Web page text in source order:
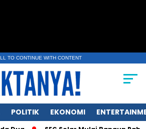
TO CONTINUE WITH CONTENT
POLITIK EKONOMI